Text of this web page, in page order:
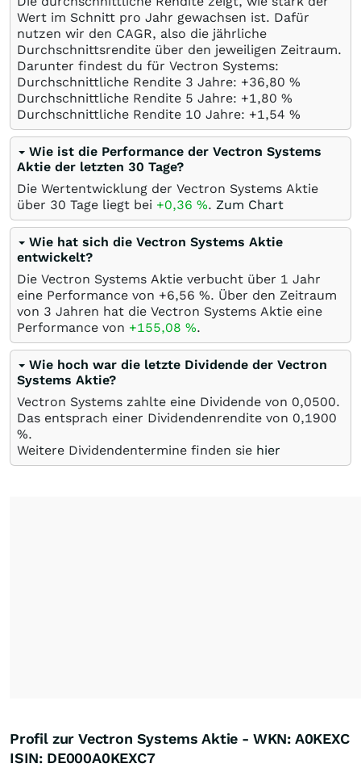
Wert im Schnitt pro Jahr gewachsen ist. Dafür
nutzen wir den CAGR, also die jährliche
Durchschnittsrendite über den jeweiligen Zeitraum.
Darunter findest du für Vectron Systems:
Durchschnittliche Rendite 3 Jahre: +36,80 %
Durchschnittliche Rendite 5 Jahre: +1,80 %
Durchschnittliche Rendite 10 Jahre: +1,54 %
Wie ist die Performance der Vectron Systems
Aktie der letzten 30 Tage?
Die Wertentwicklung der Vectron Systems Aktie
über 30 Tage liegt bei +0,36 %. Zum Chart
Wie hat sich die Vectron Systems Aktie
entwickelt?
Die Vectron Systems Aktie verbucht über 1 Jahr
eine Performance von +6,56 %. Über den Zeitraum
von 3 Jahren hat die Vectron Systems Aktie eine
Performance von +155,08 %.
Wie hoch war die letzte Dividende der Vectron
Systems Aktie?
Vectron Systems zahlte eine Dividende von 0,0500.
Das entsprach einer Dividendenrendite von 0,1900
%.
Weitere Dividendentermine finden sie hier
Profil zur Vectron Systems Aktie - WKN: A0KEXC
ISIN: DE000A0KEXC7